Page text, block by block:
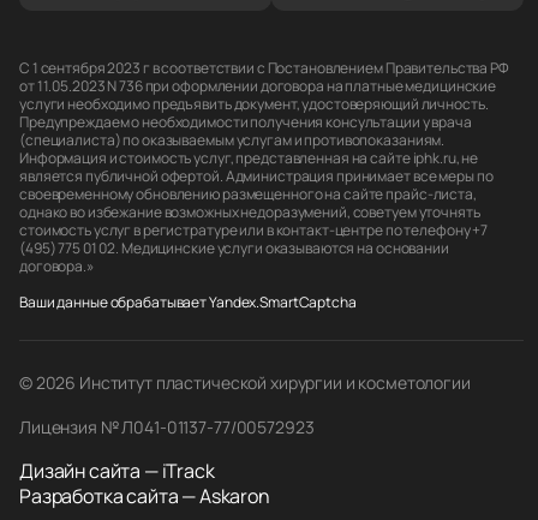
С 1 сентября 2023 г в соответствии с Постановлением Правительства РФ
от 11.05.2023 N 736 при оформлении договора на платные медицинские
услуги необходимо предъявить документ, удостоверяющий личность.
Предупреждаем о необходимости получения консультации у врача
(специалиста) по оказываемым услугам и противопоказаниям.
Информация и стоимость услуг, представленная на сайте iphk.ru, не
является публичной офертой. Администрация принимает все меры по
своевременному обновлению размещенного на сайте прайс-листа,
однако во избежание возможных недоразумений, советуем уточнять
стоимость услуг в регистратуре или в контакт-центре по телефону +7
(495) 775 01 02. Медицинские услуги оказываются на основании
договора.»
Ваши данные обрабатывает Yandex.SmartCaptcha
© 2026 Институт пластической хирургии и косметологии
Лицензия № Л041-01137-77/00572923
Дизайн сайта — iTrack
Разработка сайта — Askaron